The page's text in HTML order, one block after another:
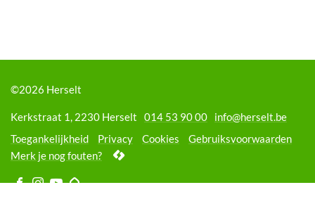
©2026 Herselt
Adres
Kerkstraat 1, 2230 Herselt
Tel. 014 53 90 00
E-
mail
info@herselt.be
Toegankelijkheid
Privacy Cookies
Gebruiksvoorwaarden
Merk je nog fouten?